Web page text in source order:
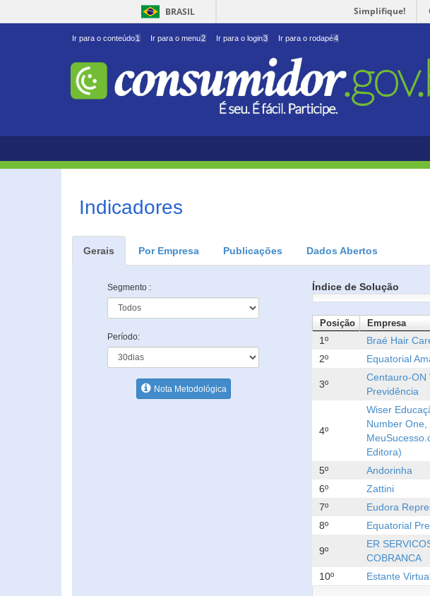
BRASIL Simplifique!
Ir para o conteúdo1 Ir para o menu2 Ir para o login3 Ir para o rodapé4
Indicadores
Gerais Por Empresa Publicações Dados Abertos
Segmento :
Período:
Nota Metodológica
Índice de Solução
Posição Empresa
1º Braé Hair
2º
Equatorial
3º
Centauro-ON
Previdência
4º
Wiser
Number One,
Editora)
5º Andorinha
6º
Zattini
7º
Eudora
8º
Equatorial
9º
ER
COBRANCA
10º Estante